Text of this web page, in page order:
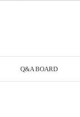
Q&A BOARD